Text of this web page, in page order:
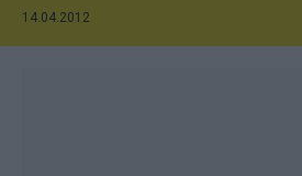
14.04.2012